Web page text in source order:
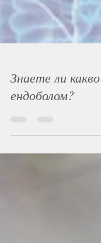
Знаете ли какво е